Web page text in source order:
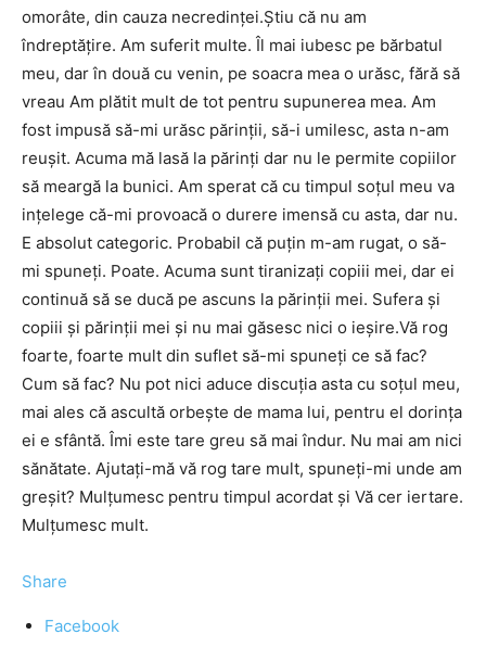
omorâte, din cauza necredinței.Știu că nu am
îndreptățire. Am suferit multe. Îl mai iubesc pe bărbatul
meu, dar în două cu venin, pe soacra mea o urăsc, fără să
vreau Am plătit mult de tot pentru supunerea mea. Am
fost impusă să-mi urăsc părinții, să-i umilesc, asta n-am
reușit. Acuma mă lasă la părinți dar nu le permite copiilor
să meargă la bunici. Am sperat că cu timpul soțul meu va
ințelege că-mi provoacă o durere imensă cu asta, dar nu.
E absolut categoric. Probabil că puțin m-am rugat, o să-
mi spuneți. Poate. Acuma sunt tiranizați copiii mei, dar ei
continuă să se ducă pe ascuns la părinții mei. Sufera și
copiii și părinții mei și nu mai găsesc nici o ieșire.Vă rog
foarte, foarte mult din suflet să-mi spuneți ce să fac?
Cum să fac? Nu pot nici aduce discuția asta cu soțul meu,
mai ales că ascultă orbește de mama lui, pentru el dorința
ei e sfântă. Îmi este tare greu să mai îndur. Nu mai am nici
sănătate. Ajutați-mă vă rog tare mult, spuneți-mi unde am
greșit? Mulțumesc pentru timpul acordat și Vă cer iertare.
Mulțumesc mult.
Share
Facebook